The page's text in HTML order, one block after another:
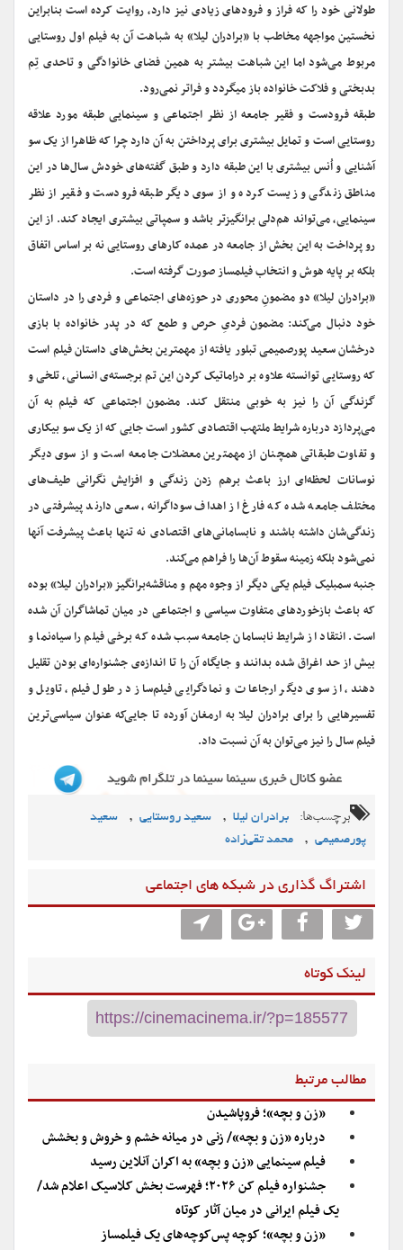
طولانی خود را که فراز و فرودهای زیادی نیز دارد، روایت کرده است بنابراین
نخستین مواجهه مخاطب با «برادران لیلا» به شباهت آن به فیلم اول روستایی
مربوط می‌شود اما این شباهت بیشتر به همین فضای خانوادگی و تاحدی تِم
بدبختی و فلاکت خانواده باز میگردد و فراتر نمی‌رود.
طبقه فرودست و فقیر جامعه از نظر اجتماعی و سینمایی طبقه مورد علاقه
روستایی است و تمایل بیشتری برای پرداختن به آن دارد چرا که ظاهرا از یک سو
آشنایی و اُنس بیشتری با این طبقه دارد و طبق گفته‌های خودش سال‌ها در این
مناطق زندگی و زیست کرده و از سوی دیگر طبقه فرودست و فقیر از نظر
سینمایی، می‌تواند هم‌دلی‌ برانگیزتر باشد و سمپاتی بیشتری ایجاد کند. از این
رو پرداخت به این بخش از جامعه در عمده کارهای روستایی نه بر اساس اتفاق
بلکه بر پایه هوش و انتخاب فیلمساز صورت گرفته است.
«برادران لیلا» دو مضمونِ محوری در حوزه‌های اجتماعی و فردی را در داستان
خود دنبال می‌کند: مضمون فردیِ حرص و طمع که در پدر خانواده با بازی
درخشان سعید پورصمیمی تبلور یافته از مهمترین بخش‌های داستان فیلم است
که روستایی توانسته علاوه بر دراماتیک کردن این تم برجسته‌ی انسانی، تلخی و
گزندگی آن را نیز به خوبی منتقل کند. مضمون اجتماعی که فیلم به آن
می‌پردازد درباره شرایط ملتهب اقتصادی کشور است جایی که از یک سو بیکاری
و تفاوت طبقاتی همچنان از مهمترین معضلات جامعه است و از سوی دیگر
نوسانات لحظه‌ای ارز باعث برهم زدن زندگی و افزایش نگرانی طیف‌های
مختلف جامعه شده که فارغ از اهداف سوداگرانه، سعی دارند پیشرفتی در
زندگی‌شان داشته باشند و نابسامانی‌های اقتصادی نه تنها باعث پیشرفت آنها
نمی‌شود بلکه زمینه سقوط آن‌ها را فراهم می‌کند.
جنبه سمبلیک فیلم یکی دیگر از وجوه مهم و مناقشه‌برانگیز «برادران لیلا» بوده
که باعث بازخوردهای متفاوت سیاسی و اجتماعی در میان تماشاگران آن شده
است. انتقاد از شرایط نابسامان جامعه سبب شده که برخی فیلم را سیاه‌نما و
بیش از حد اغراق شده بدانند و جایگاه آن را تا اندازه‌ی جشنواره‌ای بودن تقلیل
دهند، از سوی دیگر ارجاعات و نمادگرایی فیلم‌ساز در طول فیلم، تاویل و
تفسیرهایی را برای برادران لیلا به ارمغان آورده تا جایی‌که عنوان سیاسی‌ترین
فیلم سال را نیز می‌توان به آن نسبت داد.
برچسب‌ها: برادران لیلا , سعید روستایی ,
سعید
پورصمیمی , محمد تقی‌زاده
اشتراگ گذاری در شبکه های اجتماعی
لینک کوتاه
مطالب مرتبط
«زن و بچه»؛ فروپاشیدن
درباره «زن و بچه»/ زنی در میانه خشم و خروش و بخشش
فیلم سینمایی «زن و بچه» به اکران آنلاین رسید
جشنواره فیلم کن ۲۰۲۶؛ فهرست بخش کلاسیک اعلام شد/
یک فیلم ایرانی در میان آثار کوتاه
«زن و بچه»؛ کوچه پس‌کوچه‌های یک فیلمساز